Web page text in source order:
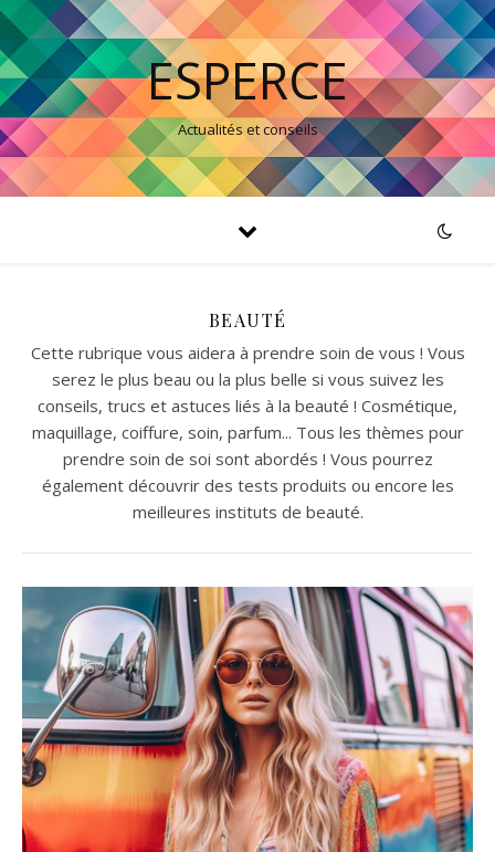
ESPERCE
Actualités et conseils
BEAUTÉ
Cette rubrique vous aidera à prendre soin de vous ! Vous
serez le plus beau ou la plus belle si vous suivez les
conseils, trucs et astuces liés à la beauté ! Cosmétique,
maquillage, coiffure, soin, parfum... Tous les thèmes pour
prendre soin de soi sont abordés ! Vous pourrez
également découvrir des tests produits ou encore les
meilleures instituts de beauté.